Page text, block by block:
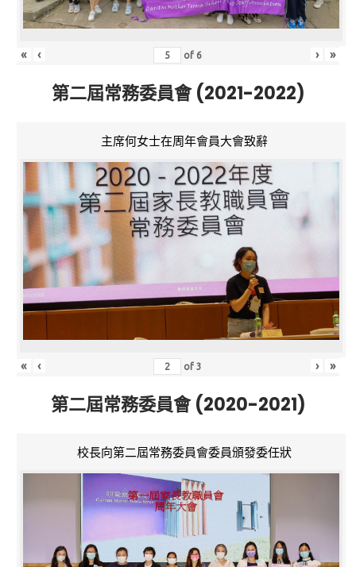
« ‹ of 6 › »
第二屆常務委員會 (2021-2022)
主席何女士在周年會員大會致辭
« ‹ of3 › »
第二屆常務委員會 (2020-2021)
校長向第二屆常務委員會委員頒發委任狀